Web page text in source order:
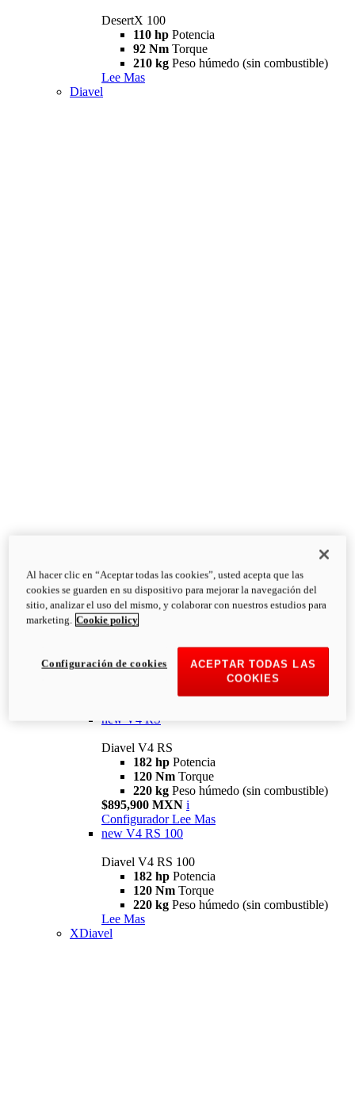
DesertX 100
110 hp Potencia
92 Nm Torque
210 kg Peso húmedo (sin combustible)
Lee Mas
Diavel
Diavel
V4
Diavel V4
126 NmTorque
223 kg
PESO HÚMEDO SIN
new V4 RS
Diavel V4 RS
182 hp Potencia
120 Nm Torque
220 kg Peso húmedo (sin combustible)
$895,900 MXN i
Configurador Lee Mas
new V4 RS 100
Diavel V4 RS 100
182 hp Potencia
120 Nm Torque
220 kg Peso húmedo (sin combustible)
Lee Mas
XDiavel
Al hacer clic en “Aceptar todas las cookies”, usted acepta que las
cookies se guarden en su dispositivo para mejorar la navegación del
sitio, analizar el uso del mismo, y colaborar con nuestros estudios para
marketing. Cookie policy
ACEPTAR TODAS LAS
COOKIES
Configuración de cookies